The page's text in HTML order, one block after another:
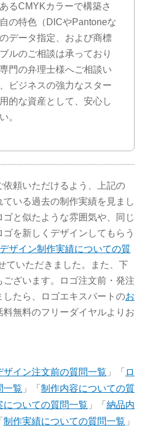
るCMYKカラーで構築さ
の特色（DICやPantoneな
データ指定、および商標
ルのご相談は承っており
門の弁理士様へご相談い
ビジネスの強力なスター
的な資産として、安心し
。
依頼いただけるよう、上記の
ている過去の制作実績を見まし
と似たような雰囲気や、同じ
を新しくデザインしてもらう
ザイン制作実績についての質
ていただきました。また、下
ざいます。ロゴ注文前・発注
たら、ロゴエキスパートのお
料無料のフリーダイヤルよりお
ザイン注文前の質問一覧 」「 ロ
一覧 」「 制作内容についての質
についての質問一覧 」「 納品内
制作実績についての質問一覧 」